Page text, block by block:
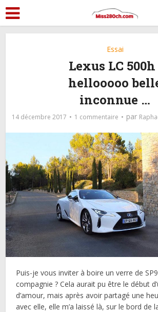
Essai
Lexus LC 500h
hellooooo
inconnue …
14 décembre 2017 1 commentaire par
Puis-je vous inviter à boire un verre de
compagnie ? Cela aurait pu être le début
d’amour, mais après avoir partagé une
avec elle, elle m’a laissé là, sur le bord de